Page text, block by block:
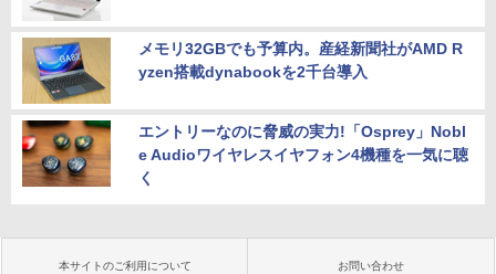
メモリ32GBでも予算内。産経新聞社がAMD R
yzen搭載dynabookを2千台導入
エントリーなのに脅威の実力!「Osprey」Nobl
e Audioワイヤレスイヤフォン4機種を一気に聴
く
本サイトのご利用について お問い合わせ